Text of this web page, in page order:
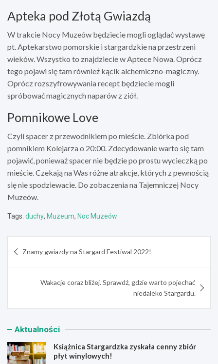
Apteka pod Złotą Gwiazdą
W trakcie Nocy Muzeów będziecie mogli oglądać wystawę
pt. Aptekarstwo pomorskie i stargardzkie na przestrzeni
wieków. Wszystko to znajdziecie w Aptece Nowa. Oprócz
tego pojawi się tam również kącik alchemiczno-magiczny.
Oprócz rozszyfrowywania recept będziecie mogli
spróbować magicznych naparów z ziół.
Pomnikowe Love
Czyli spacer z przewodnikiem po mieście. Zbiórka pod
pomnikiem Kolejarza o 20:00. Zdecydowanie warto się tam
pojawić, ponieważ spacer nie będzie po prostu wycieczką po
mieście. Czekają na Was różne atrakcje, których z pewnością
się nie spodziewacie. Do zobaczenia na Tajemniczej Nocy
Muzeów.
Tags: duchy, Muzeum, Noc Muzeów
wpisu
Znamy gwiazdy na Stargard Festiwal 2022!
Wakacje coraz bliżej. Sprawdź, gdzie warto pojechać
niedaleko Stargardu.
Aktualności
Książnica Stargardzka zyskała cenny zbiór
płyt winylowych!